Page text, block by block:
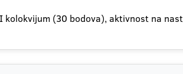
(30 bodova), aktivnost na